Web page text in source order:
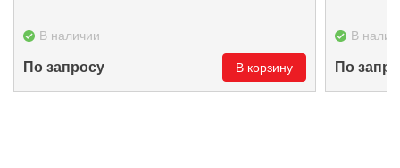
В наличии
По запросу В корзину
В
По